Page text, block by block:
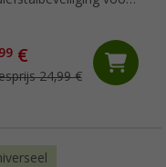
99€
24,99 €